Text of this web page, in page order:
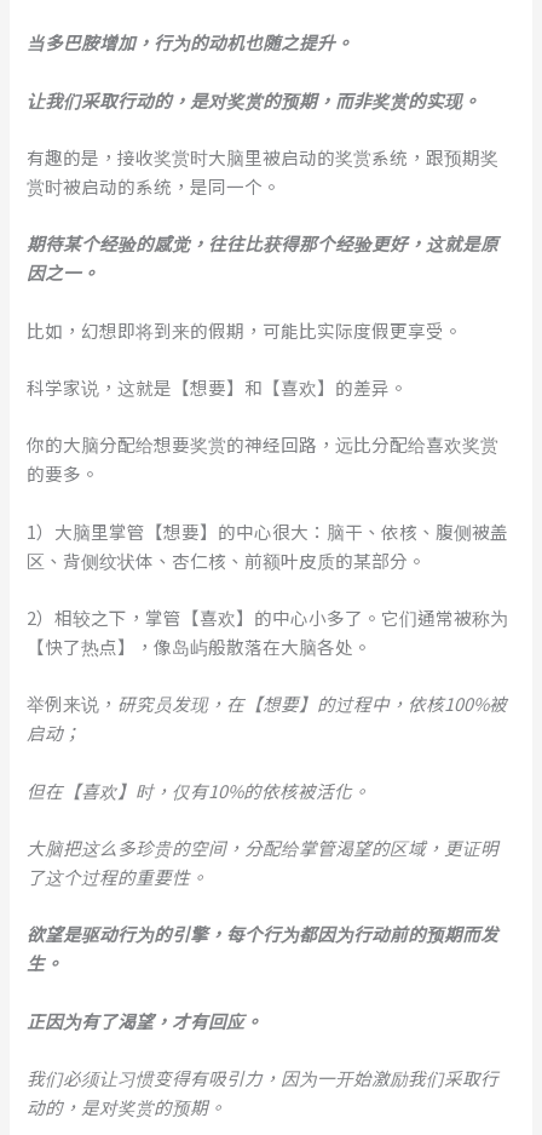
当多巴胺增加，行为的动机也随之提升。
让我们采取行动的，是对奖赏的预期，而非奖赏的实现。
有趣的是，接收奖赏时大脑里被启动的奖赏系统，跟预期奖
赏时被启动的系统，是同一个。
期待某个经验的感觉，往往比获得那个经验更好，这就是原
因之一。
比如，幻想即将到来的假期，可能比实际度假更享受。
科学家说，这就是【想要】和【喜欢】的差异。
你的大脑分配给想要奖赏的神经回路，远比分配给喜欢奖赏
的要多。
1）大脑里掌管【想要】的中心很大：脑干、依核、腹侧被盖
区、背侧纹状体、杏仁核、前额叶皮质的某部分。
2）相较之下，掌管【喜欢】的中心小多了。它们通常被称为
【快了热点】，像岛屿般散落在大脑各处。
举例来说， 研究员发现，在【想要】的过程中，依核100%被
启动；
但在【喜欢】时，仅有10%的依核被活化。
大脑把这么多珍贵的空间，分配给掌管渴望的区域，更证明
了这个过程的重要性。
欲望是驱动行为的引擎，每个行为都因为行动前的预期而发
生。
正因为有了渴望，才有回应。
我们必须让习惯变得有吸引力，因为一开始激励我们采取行
动的，是对奖赏的预期。